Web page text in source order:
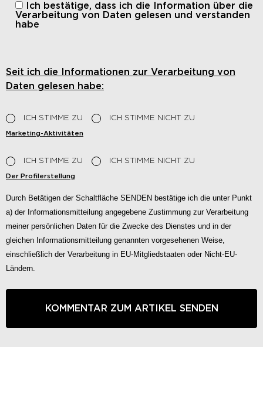
Ich bestätige, dass ich die
Information über die
Verarbeitung von Daten gelesen und verstanden
habe
Seit ich die Informationen zur Verarbeitung von
Daten gelesen habe:
ICH STIMME ZU ICH STIMME NICHT ZU
Marketing-Aktivitäten
ICH STIMME ZU ICH STIMME NICHT ZU
Der Profilerstellung
Durch Betätigen der Schaltfläche SENDEN bestätige ich die unter Punkt
a) der Informationsmitteilung angegebene Zustimmung zur Verarbeitung
meiner persönlichen Daten für die Zwecke des Dienstes und in der
gleichen Informationsmitteilung genannten vorgesehenen Weise,
einschließlich der Verarbeitung in EU-Mitgliedstaaten oder Nicht-EU-
Ländern.